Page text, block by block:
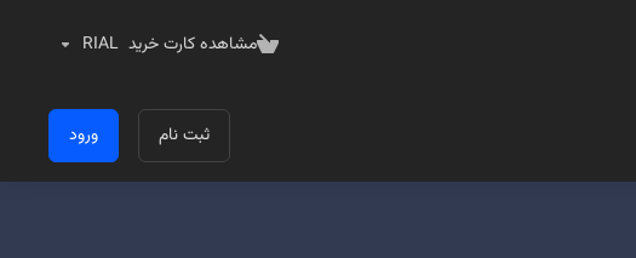
مشاهده کارت خرید RIAL
ثبت نام ورود